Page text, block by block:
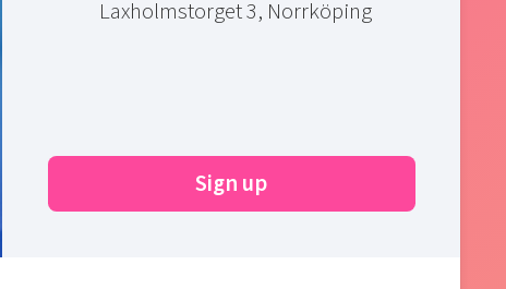
Laxholmstorget 3, Norrköping
Sign up